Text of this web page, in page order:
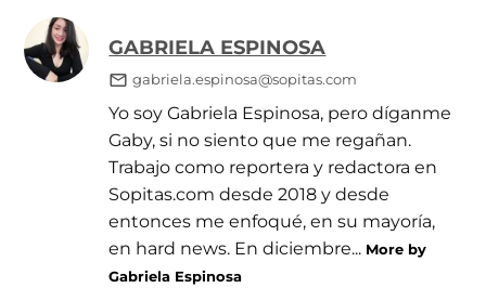
GABRIELA ESPINOSA
gabriela.espinosa@sopitas.com
Yo soy Gabriela Espinosa, pero díganme
Gaby, si no siento que me regañan.
Trabajo como reportera y redactora en
Sopitas.com desde 2018 y desde
entonces me enfoqué, en su mayoría,
en hard news. En diciembre... More by
Gabriela Espinosa